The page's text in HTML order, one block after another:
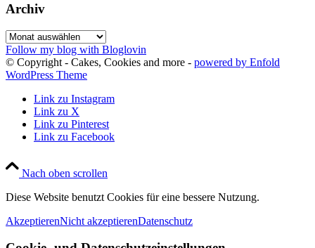
Archiv
Archiv
Follow my blog with Bloglovin
© Copyright - Cakes, Cookies and more - powered by Enfold
WordPress Theme
Link zu Instagram
Link zu X
Link zu Pinterest
Link zu Facebook
Nach oben scrollen
Diese Website benutzt Cookies für eine bessere Nutzung.
AkzeptierenNicht akzeptierenDatenschutz